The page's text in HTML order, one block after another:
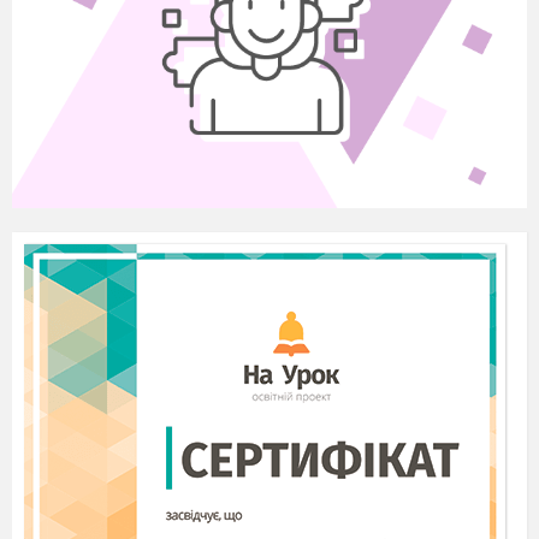
І воно промовило:
— Мамо, зуб уже перестав боліти. Я хочу до школи. Та
спочатку вмиюсь, почищу зубки й поснідаю.
Мама усміхнулась:
— От і добре, що хвороба пройшла. А солодка кашка
-Куди ходило Лисенятко щоранку? ( До школи).
- Що воно придумало, щоб не йти до школи? (
Сказало, що у нього болить зуб).
- Що зробила мама, зрозумівши, що Лисенятко
її обманює? ( Зараз піду до лікаря Ведмедя,
щоб той вирвав хворий зуб).
- Чому Лисенятко швидко зібралося до школи?
( Не хотів, щоб йому виривали зуб).